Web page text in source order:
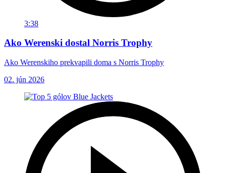
3:38
Ako Werenski dostal Norris Trophy
Ako Werenskiho prekvapili doma s Norris Trophy
02. jún 2026